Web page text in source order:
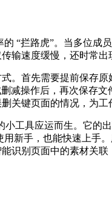
“拦路虎”。当多位
输速度缓慢，还时常出
。首先需要提前保存
减操作后，再次保存
关键页面的情况，为工
小工具应运而生。它
新手，也能快速上手
识别页面中的素材关